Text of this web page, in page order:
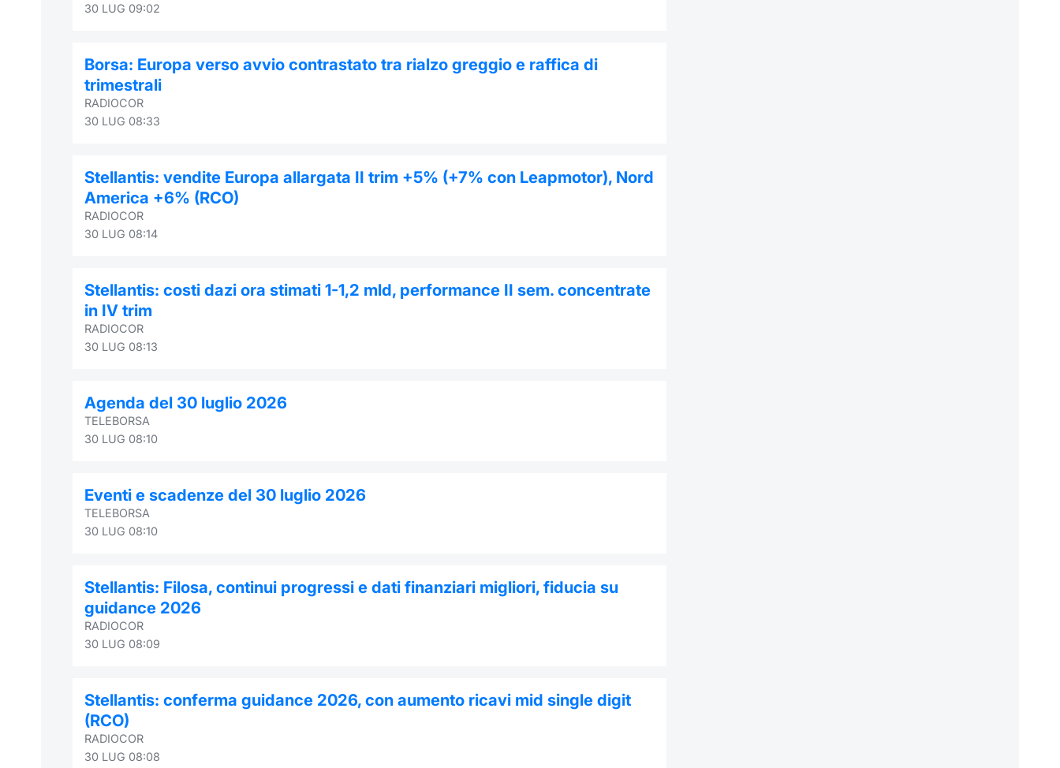
30 LUG 09:02
Borsa: Europa verso avvio contrastato tra rialzo greggio e raffica di
trimestrali
RADIOCOR
30 LUG 08:33
Stellantis: vendite Europa allargata II trim +5% (+7% con Leapmotor), Nord
America +6% (RCO)
RADIOCOR
30 LUG 08:14
Stellantis: costi dazi ora stimati 1-1,2 mld, performance II sem. concentrate
in IV trim
RADIOCOR
30 LUG 08:13
Agenda del 30 luglio 2026
TELEBORSA
30 LUG 08:10
Eventi e scadenze del 30 luglio 2026
TELEBORSA
30 LUG 08:10
Stellantis: Filosa, continui progressi e dati finanziari migliori, fiducia su
guidance 2026
RADIOCOR
30 LUG 08:09
Stellantis: conferma guidance 2026, con aumento ricavi mid single digit
(RCO)
RADIOCOR
30 LUG 08:08